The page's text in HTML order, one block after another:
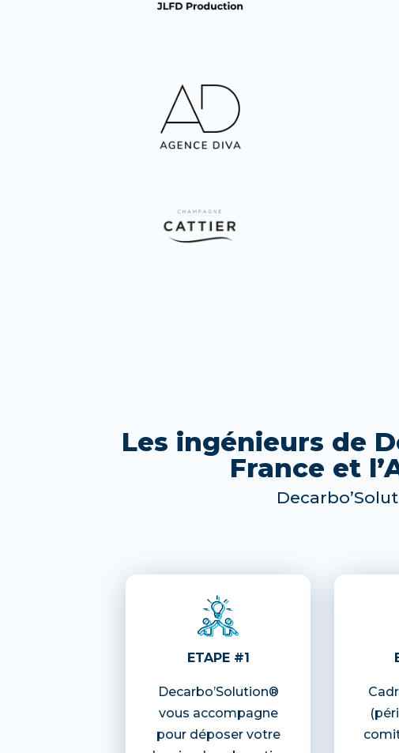
Les ingénieurs de
France et
ETAPE #1
Decarbo’Solution®
vous accompagne
pour déposer votre